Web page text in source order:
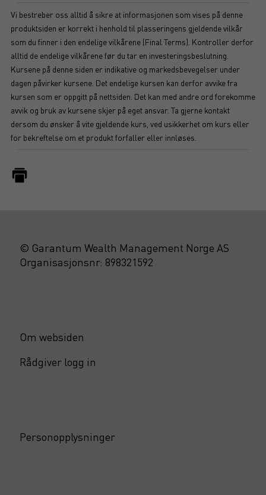
Vi bestreber oss alltid å sikre at informasjonen som vises på denne
produktsiden er korrekt i henhold til plasseringens gjeldende vilkår
som du finner i den endelige vilkårene (Final Terms). Kontroller derfor
alltid de endelige vilkårene før du tar en investeringsbeslutning.
Kursene på denne siden er indikative og markedsbevegelser under
dagen påvirker kursene. Det endelige kursen kan derfor avvike fra
kursen som er oppgitt på nettsiden. Det kan med andre ord forekomme
avvik og bruk av kursene skjer på eget ansvar. Ta gjerne kontakt
dersom du ønsker å vite gjeldende kurs, ved usikkerhet om kurs eller
for bekreftelse om et produkt forfaller eller innløses.
© Garantum Wealth Management Norge AS
Organisasjonsnr: 898321592
Om websiden
Rådgiver logg in
Personopplysninger